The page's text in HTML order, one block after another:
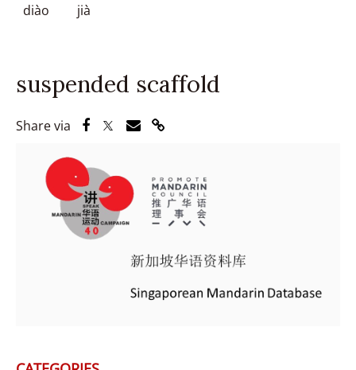
diào jià
suspended scaffold
Share via Share via Facebook
Share via Twitter
Share via Email
Share via Link